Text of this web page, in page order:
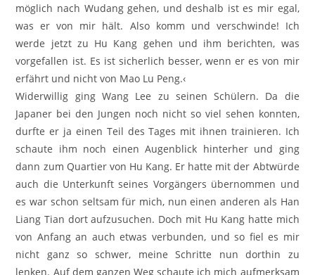
möglich nach Wudang gehen, und deshalb ist es mir egal,
was er von mir hält. Also komm und verschwinde! Ich
werde jetzt zu Hu Kang gehen und ihm berichten, was
vorgefallen ist. Es ist sicherlich besser, wenn er es von mir
erfährt und nicht von Mao Lu Peng.‹
Widerwillig ging Wang Lee zu seinen Schülern. Da die
Japaner bei den Jungen noch nicht so viel sehen konnten,
durfte er ja einen Teil des Tages mit ihnen trainieren. Ich
schaute ihm noch einen Augenblick hinterher und ging
dann zum Quartier von Hu Kang. Er hatte mit der Abtwürde
auch die Unterkunft seines Vorgängers übernommen und
es war schon seltsam für mich, nun einen anderen als Han
Liang Tian dort aufzusuchen. Doch mit Hu Kang hatte mich
von Anfang an auch etwas verbunden, und so fiel es mir
nicht ganz so schwer, meine Schritte nun dorthin zu
lenken. Auf dem ganzen Weg schaute ich mich aufmerksam